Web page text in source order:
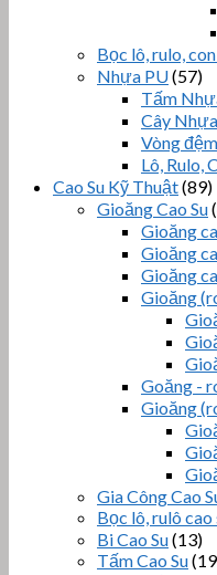
Bọc lô, rulo,
Nhựa PU(57)
Tấm
Cây
Vòng
Lô, Rulo,
Cao Su Kỹ Thuật(89)
Gioăng Cao Su
Gioăng
Gioăng
Gioăng
Gioăng
Goăng -
Gioăng
Gia Công Cao
Bọc lô, rulô cao
Bi Cao Su(13)
Tấm Cao Su